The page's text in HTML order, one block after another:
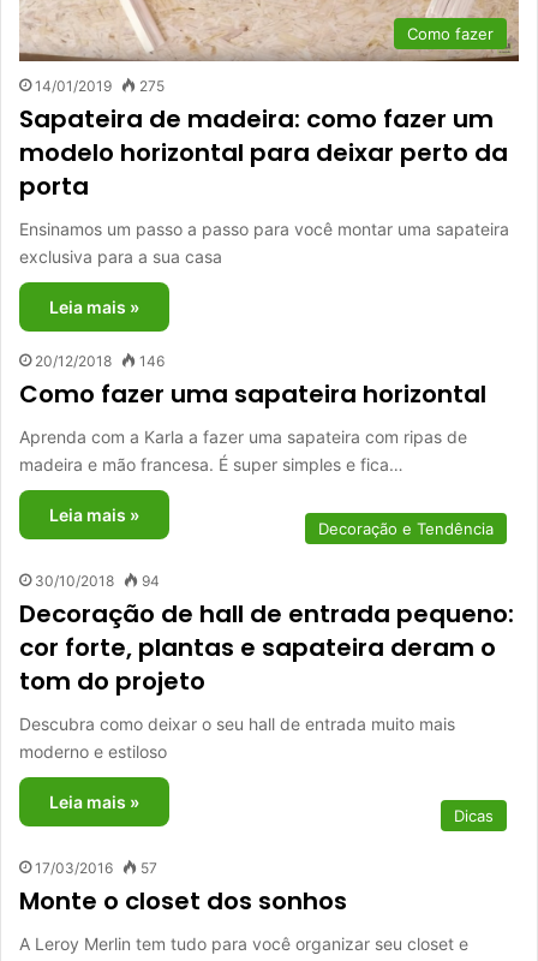
Como fazer
14/01/2019 275
Sapateira de madeira: como fazer um
modelo horizontal para deixar perto da
porta
Ensinamos um passo a passo para você montar uma sapateira
exclusiva para a sua casa
Leia mais »
20/12/2018 146
Como fazer uma sapateira horizontal
Aprenda com a Karla a fazer uma sapateira com ripas de
madeira e mão francesa. É super simples e fica…
Leia mais »
Decoração e Tendência
30/10/2018 94
Decoração de hall de entrada pequeno:
cor forte, plantas e sapateira deram o
tom do projeto
Descubra como deixar o seu hall de entrada muito mais
moderno e estiloso
Leia mais »
Dicas
17/03/2016 57
Monte o closet dos sonhos
A Leroy Merlin tem tudo para você organizar seu closet e